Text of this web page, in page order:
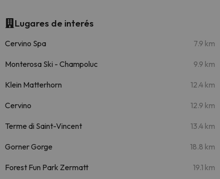
Lugares de interés
Cervino Spa 7.9 km
Monterosa Ski - Champoluc 9.9 km
Klein Matterhorn 12.4 km
Cervino 12.9 km
Terme di Saint-Vincent 13.4 km
Gorner Gorge 18.8 km
Forest Fun Park Zermatt 19.1 km